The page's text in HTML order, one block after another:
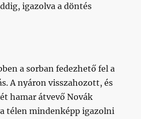
igazolva a döntés
a sorban fedezhető fel a
A nyáron visszahozott, és
hamar átvevő Novák
télen mindenképp igazolni